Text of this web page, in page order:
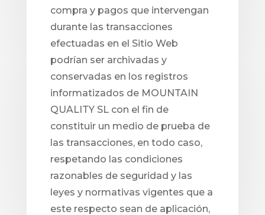
compra y pagos que intervengan
durante las transacciones
efectuadas en el Sitio Web
podrían ser archivadas y
conservadas en los registros
informatizados de MOUNTAIN
QUALITY SL con el fin de
constituir un medio de prueba de
las transacciones, en todo caso,
respetando las condiciones
razonables de seguridad y las
leyes y normativas vigentes que a
este respecto sean de aplicación,